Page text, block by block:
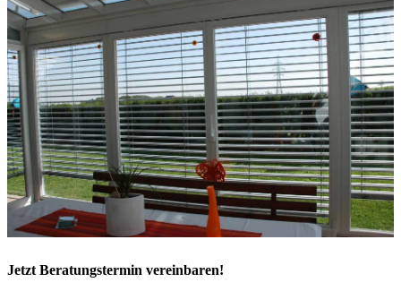
Jetzt Beratungstermin vereinbaren!